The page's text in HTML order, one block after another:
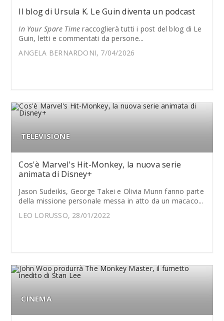
Il blog di Ursula K. Le Guin diventa un podcast
In Your Spare Timeraccoglierà tutti i post del blog di Le
Guin, letti e commentati da persone...
ANGELA BERNARDONI, 7/04/2026
TELEVISIONE
Cos'è Marvel's Hit-Monkey, la nuova serie
animata di Disney+
Jason Sudeikis, George Takei e Olivia Munn fanno parte
della missione personale messa in atto da un macaco...
LEO LORUSSO, 28/01/2022
CINEMA